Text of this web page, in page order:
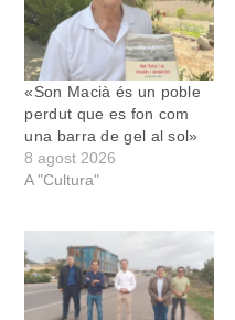
«Son Macià és un poble
perdut que es fon com
una barra de gel al sol»
8 agost 2026
A "Cultura"